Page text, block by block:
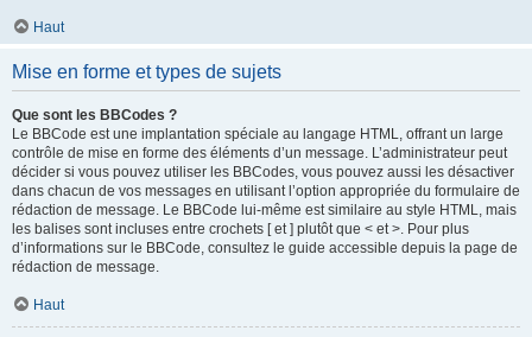
Haut
Mise en forme et types de sujets
Que sont les BBCodes ?
Le BBCode est une implantation spéciale au langage HTML, offrant un large
contrôle de mise en forme des éléments d’un message. L’administrateur peut
décider si vous pouvez utiliser les BBCodes, vous pouvez aussi les désactiver
dans chacun de vos messages en utilisant l’option appropriée du formulaire de
rédaction de message. Le BBCode lui-même est similaire au style HTML, mais
les balises sont incluses entre crochets [ et ] plutôt que < et >. Pour plus
d’informations sur le BBCode, consultez le guide accessible depuis la page de
rédaction de message.
Haut